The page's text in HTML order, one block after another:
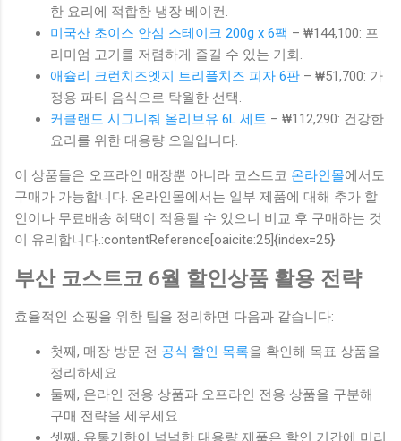
한 요리에 적합한 냉장 베이컨.
미국산 초이스 안심 스테이크 200g x 6팩 – ₩144,100: 프
리미엄 고기를 저렴하게 즐길 수 있는 기회.
애슐리 크런치즈엣지 트리플치즈 피자 6판 – ₩51,700: 가
정용 파티 음식으로 탁월한 선택.
커클랜드 시그니춰 올리브유 6L 세트 – ₩112,290: 건강한
요리를 위한 대용량 오일입니다.
이 상품들은 오프라인 매장뿐 아니라 코스트코 온라인몰에서도
구매가 가능합니다. 온라인몰에서는 일부 제품에 대해 추가 할
인이나 무료배송 혜택이 적용될 수 있으니 비교 후 구매하는 것
이 유리합니다.:contentReference[oaicite:25]{index=25}
부산 코스트코 6월 할인상품 활용 전략
효율적인 쇼핑을 위한 팁을 정리하면 다음과 같습니다:
첫째, 매장 방문 전 공식 할인 목록을 확인해 목표 상품을
정리하세요.
둘째, 온라인 전용 상품과 오프라인 전용 상품을 구분해
구매 전략을 세우세요.
셋째, 유통기한이 넉넉한 대용량 제품은 할인 기간에 미리